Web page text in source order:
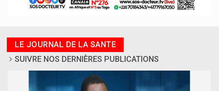
LE JOURNAL DE LA SANTE
SUIVRE NOS DERNIÈRES PUBLICATIONS